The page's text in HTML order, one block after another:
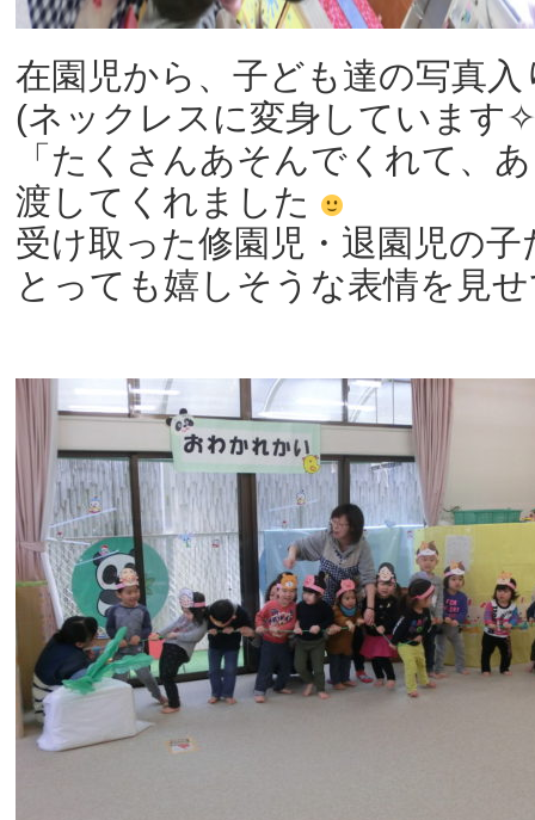
在園児から、子ども達の写真
(ネックレスに変身していま
「たくさんあそんでくれて、
渡してくれました
受け取った修園児・退園児の子
とっても嬉しそうな表情を見